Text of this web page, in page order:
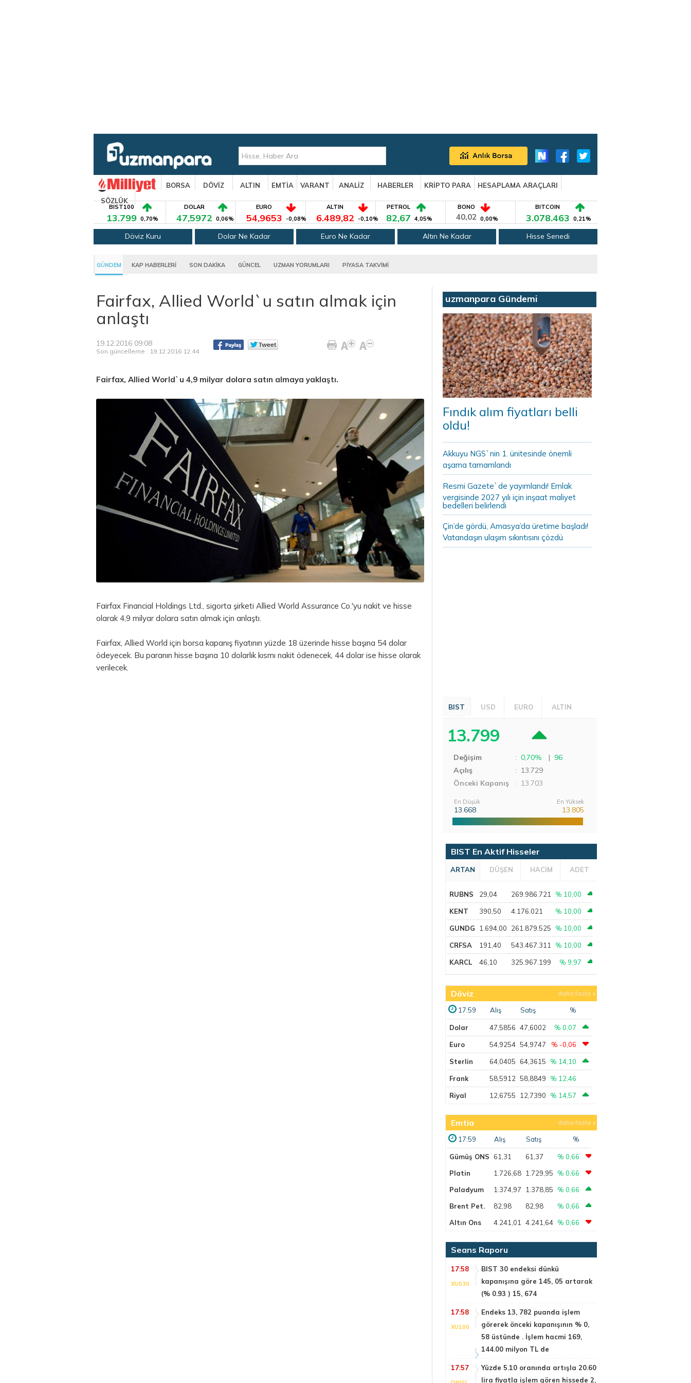
BORSA DÖVİZ ALTIN EMTİA VARANT ANALİZ HABERLER KRİPTO PARA
HESAPLAMA ARAÇLARI
SÖZLÜK
BIST100
13.799 0,70%
DOLAR
47,5972 0,06%
EURO
54,9653 -0,08%
ALTIN
6.489,82 -0,10%
PETROL
82,67 4,05%
BONO
40,02 0,00%
BITCOIN
3.078.463 0,21%
Döviz Kuru Dolar Ne Kadar Euro Ne Kadar Altın Ne Kadar Hisse Senedi
GÜNDEM KAP HABERLERİ SON DAKİKA GÜNCEL UZMAN YORUMLARI PİYASA TAKVİMİ
Fairfax, Allied World`u satın almak için
anlaştı
19.12.2016 09:08
Son güncelleme : 19.12.2016 12:44
Fairfax, Allied World`u 4,9 milyar dolara satın almaya yaklaştı.
Fairfax Financial Holdings Ltd., sigorta şirketi Allied World Assurance Co.'yu nakit ve hisse
olarak 4,9 milyar dolara satın almak için anlaştı.
Fairfax, Allied World için borsa kapanış fiyatının yüzde 18 üzerinde hisse başına 54 dolar
ödeyecek. Bu paranın hisse başına 10 dolarlık kısmı nakit ödenecek, 44 dolar ise hisse olarak
verilecek.
uzmanpara Gündemi
Fındık alım fiyatları belli
oldu!
Akkuyu NGS`nin 1. ünitesinde önemli
aşama tamamlandı
Resmi Gazete`de yayımlandı! Emlak
vergisinde 2027 yılı için inşaat maliyet
bedelleri belirlendi
Çin’de gördü, Amasya’da üretime başladı!
Vatandaşın ulaşım sıkıntısını çözdü
BIST USD EURO ALTIN
13.799
Değişim : 0,70% | 96
Açılış
: 13.729
Önceki Kapanış
: 13.703
En Düşük
13.668
En Yüksek
13.805
BIST En Aktif Hisseler
ARTAN DÜŞEN HACİM ADET
RUBNS 29,04 269.986.721 % 10,00
KENT 390,50 4.176.021 % 10,00
GUNDG 1.694,00 261.879.525 % 10,00
CRFSA 191,40 543.467.311 % 10,00
KARCL 46,10 325.967.199 % 9,97
Döviz daha fazla
17:59 Alış Satış %
Dolar 47,5856 47,6002 % 0,07
Euro 54,9254 54,9747 % -0,06
Sterlin 64,0405 64,3615 % 14,10
Frank 58,5912 58,8849 % 12,46
Riyal 12,6755 12,7390 % 14,57
Emtia daha fazla
17:59 Alış Satış %
Gümüş ONS 61,31 61,37
% 0,66
Platin
1.726,68 1.729,95
% 0,66
Paladyum
1.374,97 1.378,85
% 0,66
Brent Pet.
82,98 82,98
% 0,66
Altın Ons
4.241,01 4.241,64 % 0,66
Seans Raporu
17:58
XU030
BIST 30 endeksi dünkü
kapanışına göre 145, 05 artarak
(% 0.93 ) 15, 674
17:58
XU100
Endeks 13, 782 puanda işlem
görerek önceki kapanışının % 0,
58 üstünde . İşlem hacmi 169,
144.00 milyon TL de
17:57
Yüzde 5.10 oranında artışla 20.60
lira fiyatla işlem gören hissede 2,